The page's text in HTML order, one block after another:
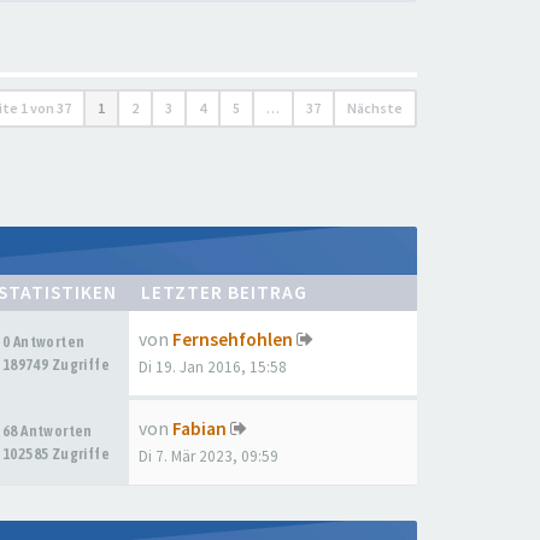
1von 37 1 2 3 4 5 … 37 Nächste
STATISTIKEN LETZTER BEITRAG
0 Antworten
189749 Zugriffe
von Fernsehfohlen
Di 19. Jan 2016, 15:58
68 Antworten
102585 Zugriffe
von Fabian
Di 7. Mär 2023, 09:59